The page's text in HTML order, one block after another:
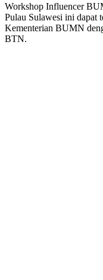
Workshop Influencer
Pulau Sulawesi ini dapat
Kementerian BUMN
BTN.